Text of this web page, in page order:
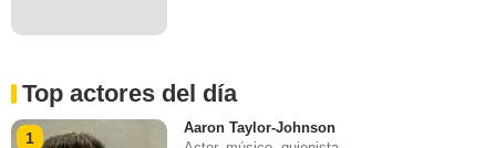
Top actores del día
1
Aaron Taylor-Johnson